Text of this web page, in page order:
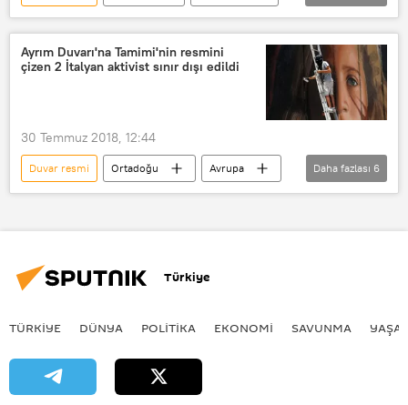
YAŞAM
Greta Thunberg
Kanada
Graffiti
mural
İklim krizi
iklim
Ayrım Duvarı'na Tamimi'nin resmini
çizen 2 İtalyan aktivist sınır dışı edildi
30 Temmuz 2018, 12:44
Duvar resmi Ortadoğu
Avrupa
DÜNYA
Haberler
İsrail
Daha fazlası 6
Türkiye
TÜRKIYE DÜNYA POLİTİKA EKONOMİ SAVUNMA